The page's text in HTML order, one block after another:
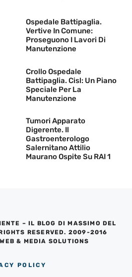
Ospedale Battipaglia.
Vertive In Comune:
Proseguono I Lavori Di
Manutenzione
Crollo Ospedale
Battipaglia. Cisl: Un Piano
Speciale Per La
Manutenzione
Tumori Apparato
Digerente. Il
Gastroenterologo
Salernitano Attilio
Maurano Ospite Su RAI 1
– IL BLOG DI MASSIMO DEL
RESERVED. 2009-2016
& MEDIA SOLUTIONS
POLICY